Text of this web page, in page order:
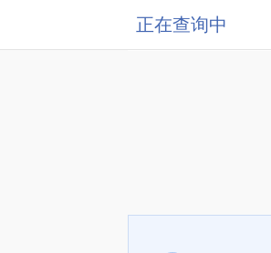
正在查询中